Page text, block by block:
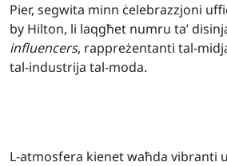
Pier, segwita minn ċelebrazzjoni
by Hilton, li laqgħet numru ta’
influencers, rappreżentanti tal-
tal-industrija tal-moda.
L-atmosfera kienet waħda vibranti